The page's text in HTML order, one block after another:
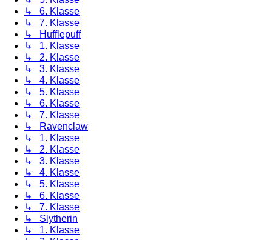
↳ 6. Klasse
↳ 7. Klasse
↳ Hufflepuff
↳ 1. Klasse
↳ 2. Klasse
↳ 3. Klasse
↳ 4. Klasse
↳ 5. Klasse
↳ 6. Klasse
↳ 7. Klasse
↳ Ravenclaw
↳ 1. Klasse
↳ 2. Klasse
↳ 3. Klasse
↳ 4. Klasse
↳ 5. Klasse
↳ 6. Klasse
↳ 7. Klasse
↳ Slytherin
↳ 1. Klasse